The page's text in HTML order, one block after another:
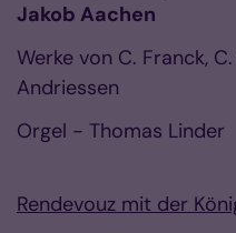
Jakob Aachen
Werke von C. Franck,
Andriessen
Orgel - Thomas Linder
Rendevouz mit der